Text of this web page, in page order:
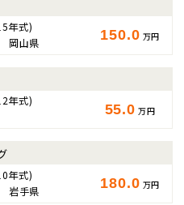
年式)
岡山県 150.0 万円
年式)
55.0 万円
年式)
岩手県 180.0 万円